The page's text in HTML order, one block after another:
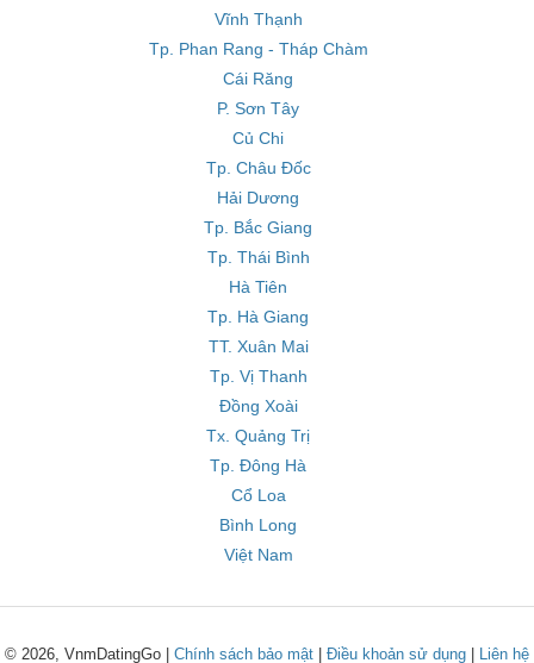
Vĩnh Thạnh
Tp. Phan Rang - Tháp Chàm
Cái Răng
P. Sơn Tây
Củ Chi
Tp. Châu Đốc
Hải Dương
Tp. Bắc Giang
Tp. Thái Bình
Hà Tiên
Tp. Hà Giang
TT. Xuân Mai
Tp. Vị Thanh
Đồng Xoài
Tx. Quảng Trị
Tp. Đông Hà
Cổ Loa
Bình Long
Việt Nam
© 2026, VnmDatingGo | Chính sách bảo mật Điều khoản sử dụng Liên hệ